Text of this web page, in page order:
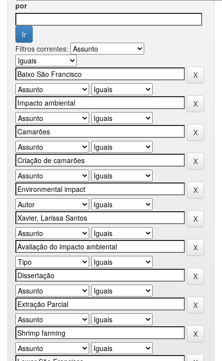
por
Filtros correntes: